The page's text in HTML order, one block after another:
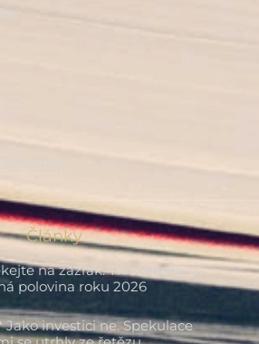
Články
na zázrak. Tři scénáře, co
polovina roku 2026
investici ne. Spekulace